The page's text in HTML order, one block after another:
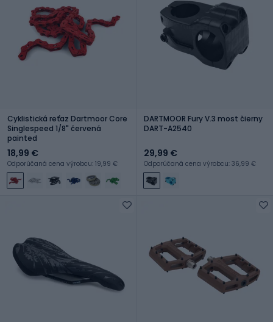
Cyklistická reťaz Dartmoor Core
Singlespeed 1/8" červená
painted
18,99 €
Odporúčaná cena výrobcu: 19,99 €
DARTMOOR Fury V.3 most čierny
DART-A2540
29,99 €
Odporúčaná cena výrobcu: 36,99 €